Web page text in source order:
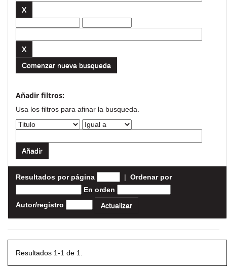
Comenzar nueva busqueda
Añadir filtros:
Usa los filtros para afinar la busqueda.
Resultados por página | Ordenar por
En orden
Autor/registro
Resultados 1-1 de 1.